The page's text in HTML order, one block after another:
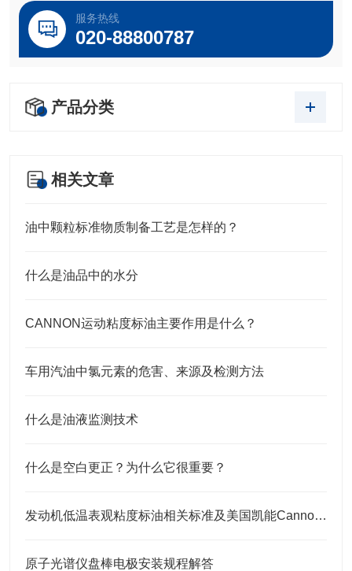
Elementar® 05 001 732
Thermo ® 24005100
服务热线
020-88800787
产品分类
相关文章
油中颗粒标准物质制备工艺是怎样的？
什么是油品中的水分
CANNON运动粘度标油主要作用是什么？
车用汽油中氯元素的危害、来源及检测方法
什么是油液监测技术
什么是空白更正？为什么它很重要？
发动机低温表观粘度标油相关标准及美国凯能Cannon相关CCS标油
原子光谱仪盘棒电极安装规程解答